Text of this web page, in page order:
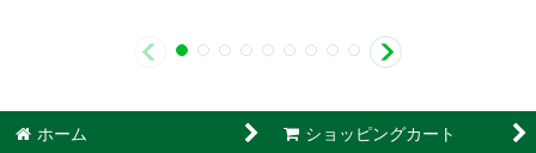
ホーム ショッピングカート